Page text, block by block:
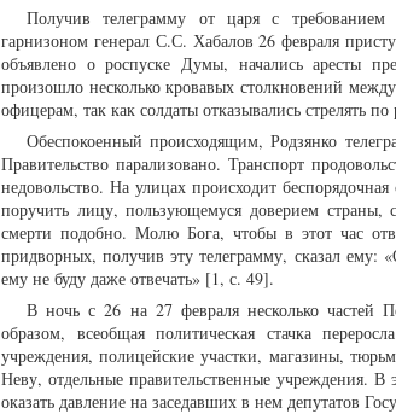
Получив телеграмму от царя с требованием
гарнизоном генерал С.С. Хабалов 26 февраля
объявлено о роспуске Думы, начались аресты
произошло несколько кровавых столкновений
офицерам, так как солдаты отказывались стрелять
Обеспокоенный происходящим, Родзянко
Правительство парализовано. Транспорт
недовольство. На улицах происходит
поручить лицу, пользующемуся доверием страны,
смерти подобно. Молю Бога, чтобы в этот час
придворных, получив эту телеграмму, сказал ему:
ему не буду даже отвечать» [1, с. 49].
В ночь с 26 на 27 февраля несколько частей
образом, всеобщая политическая стачка
учреждения, полицейские участки, магазины,
Неву, отдельные правительственные учреждения.
оказать давление на заседавших в нем депутатов